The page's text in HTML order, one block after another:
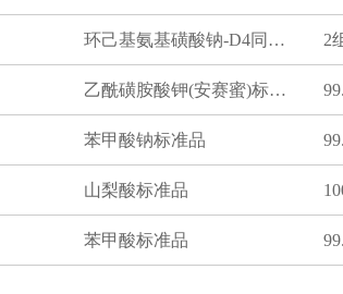
环己基氨基磺酸钠-D4同位素标准品 2
乙酰磺胺酸钾(安赛蜜)标准品
苯甲酸钠标准品
山梨酸标准品
苯甲酸标准品